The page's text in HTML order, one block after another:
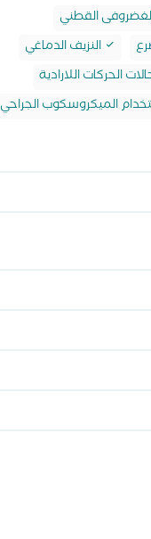
الغضروفى القطني
النزيف الدماغي
الحركات اللارادية
الميكروسكوب الجراحي